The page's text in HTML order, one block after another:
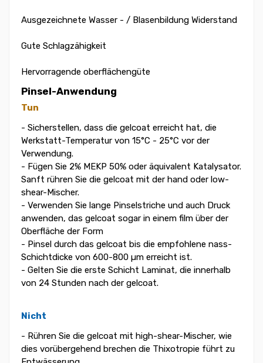
Ausgezeichnete Wasser - / Blasenbildung Widerstand
Gute Schlagzähigkeit
Hervorragende oberflächengüte
Pinsel-Anwendung
Tun
- Sicherstellen, dass die gelcoat erreicht hat, die
Werkstatt-Temperatur von 15°C - 25°C vor der
Verwendung.
- Fügen Sie 2% MEKP 50% oder äquivalent Katalysator.
Sanft rühren Sie die gelcoat mit der hand oder low-
shear-Mischer.
- Verwenden Sie lange Pinselstriche und auch Druck
anwenden, das gelcoat sogar in einem film über der
Oberfläche der Form
- Pinsel durch das gelcoat bis die empfohlene nass-
Schichtdicke von 600-800 µm erreicht ist.
- Gelten Sie die erste Schicht Laminat, die innerhalb
von 24 Stunden nach der gelcoat.
Nicht
- Rühren Sie die gelcoat mit high-shear-Mischer, wie
dies vorübergehend brechen die Thixotropie führt zu